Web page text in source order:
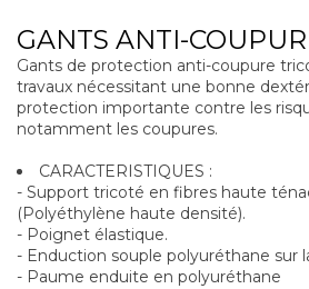
GANTS ANTI-
Gants de protection anti-coupure
travaux nécessitant une bonne
protection importante contre les
notamment les coupures.
CARACTERISTIQUES :
- Support tricoté en fibres haute
(Polyéthylène haute densité).
- Poignet élastique.
- Enduction souple polyuréthane sur
- Paume enduite en polyuréthane